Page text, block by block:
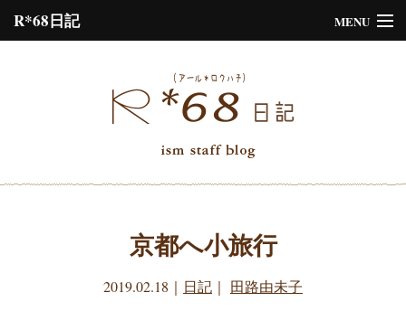
R*68日記 MENU
Please assign a menu to the primary menu location under
the design.
京都へ小旅行
2019.02.18 ｜ 日記 ｜ 田路由未子